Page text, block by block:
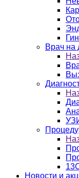
Врач на
Новости и